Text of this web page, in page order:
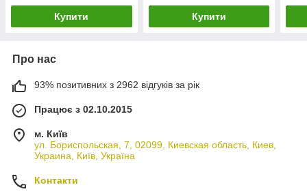
Купити Купити
Про нас
93% позитивних з 2962 відгуків за рік
Працює з 02.10.2015
м. Київ
ул. Бориспольская, 7, 02099, Киевская область, Киев,
Украина, Київ, Україна
Контакти